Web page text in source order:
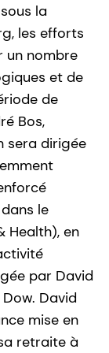
la
les efforts
un nombre
et de
de
Bos,
sera dirigée
le
Health), en
par David
David
mise en
retraite à